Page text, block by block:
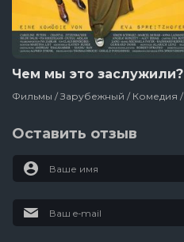
Чем мы это заслужили?
Оставить отзыв